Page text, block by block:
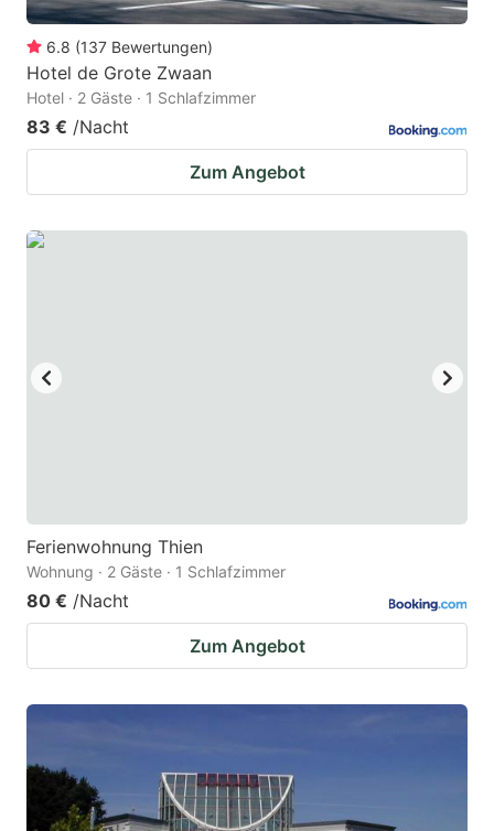
6.8 (137 Bewertungen)
Hotel de Grote Zwaan
Hotel · 2 Gäste · 1 Schlafzimmer
83 € /Nacht
Zum Angebot
Ferienwohnung Thien
Wohnung · 2 Gäste · 1 Schlafzimmer
80 € /Nacht
Zum Angebot